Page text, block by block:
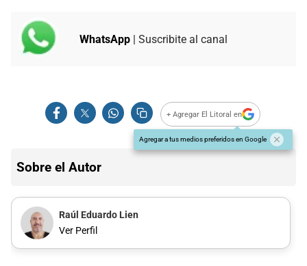
WhatsApp | Suscribite al canal
+ Agregar El Litoral en
Agregar a tus medios preferidos en Google
Sobre el Autor
Raúl Eduardo Lien
Ver Perfil